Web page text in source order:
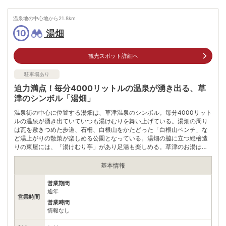
駐車場
※普通車約28台、身障者用2台
電話番号
0262610300
※ 掲載情報は変更になる場合があります。最新の内容はご利用前にご自身でお
問合せください。
※ 料金情報は税込・税抜表記が混ざっております。正しい金額はご利用前にご
自身でお問合せください。
温泉地の中心地から21.8km
10 湯畑
観光スポット詳細へ
駐車場あり
迫力満点！毎分4000リットルの温泉が湧き出る、草
津のシンボル「湯畑」
温泉街の中心に位置する湯畑は、草津温泉のシンボル。毎分4000リット
ルの温泉が湧き出ていていつも湯けむりを舞い上げている。湯畑の周り
は瓦を敷きつめた歩道、石柵、白根山をかたどった「白根山ベンチ」な
ど湯上がりの散策が楽しめる公園となっている。湯畑の脇に立つ総檜造
りの東屋には、「湯けむり亭」があり足湯も楽しめる。草津のお湯は高
温で強酸性のため、手や足を数分浸すだけでも温浴効果がある。
基本情報
営業時間
営業期間
通年
営業時間
情報なし